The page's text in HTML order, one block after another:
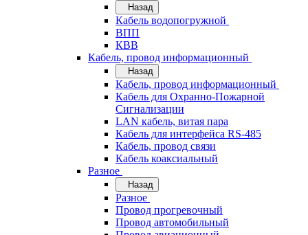
Назад
Кабель водопогружной
ВПП
КВВ
Кабель, провод информационный
Назад
Кабель, провод информационный
Кабель для Охранно-Пожарной
Сигнализации
LAN кабель, витая пара
Кабель для интерфейса RS-485
Кабель, провод связи
Кабель коаксиальный
Разное
Назад
Разное
Провод прогревочный
Провод автомобильный